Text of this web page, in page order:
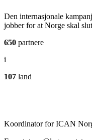
Den internasjonale
jobber for at Norge skal
650 partnere
i
107 land
Koordinator for ICAN